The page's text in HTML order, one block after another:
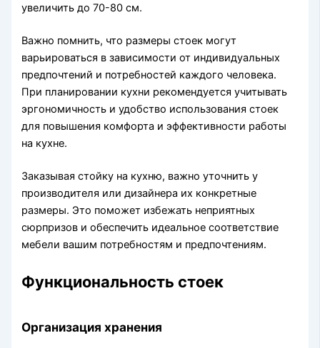
увеличить до 70-80 см.
Важно помнить, что размеры стоек могут
варьироваться в зависимости от индивидуальных
предпочтений и потребностей каждого человека.
При планировании кухни рекомендуется учитывать
эргономичность и удобство использования стоек
для повышения комфорта и эффективности работы
на кухне.
Заказывая стойку на кухню, важно уточнить у
производителя или дизайнера их конкретные
размеры. Это поможет избежать неприятных
сюрпризов и обеспечить идеальное соответствие
мебели вашим потребностям и предпочтениям.
Функциональность стоек
Организация хранения